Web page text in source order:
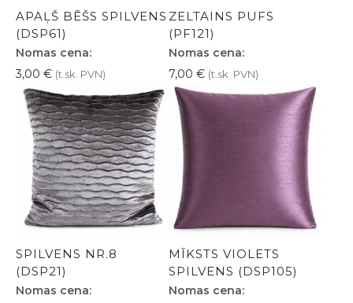
APAĻŠ BĒŠS SPILVENS
(DSP61)
Nomas cena:
3,00 € (t.sk. PVN)
ZELTAINS PUFS
(PF121)
Nomas cena:
7,00 € (t.sk. PVN)
SPILVENS NR.8
(DSP21)
Nomas cena:
MĪKSTS VIOLETS
SPILVENS (DSP105)
Nomas cena: